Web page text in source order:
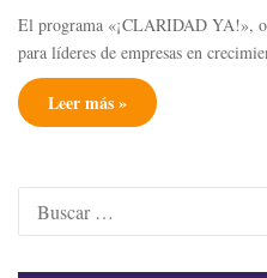
El programa «¡CLARIDAD YA!»,
para líderes de empresas en
Leer más »